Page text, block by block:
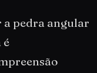
pedra angular
é